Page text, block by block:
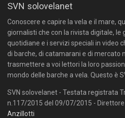
SVN solovelanet
Conoscere e capire la vela e il mare,
giornalisti che con la rivista digitale, le
quotidiane e i servizi speciali in video
di barche, di catamarani e di mercato
trasmettere a voi lettori la loro
mondo delle barche a vela. Questo è
SVN solovelanet - Testata registrata
n.117/2015 del 09/07/2015 -
Anzillotti